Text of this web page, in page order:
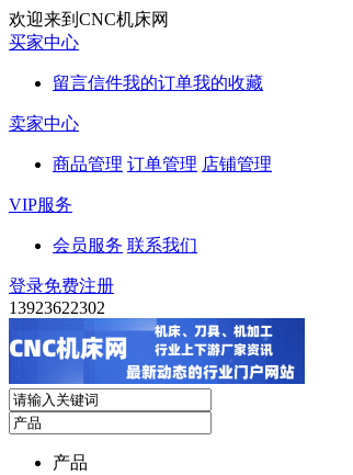
欢迎来到CNC机床网
买家中心
留言信件我的订单我的收藏
卖家中心
商品管理 订单管理 店铺管理
VIP服务
会员服务 联系我们
登录免费注册
13923622302
产品